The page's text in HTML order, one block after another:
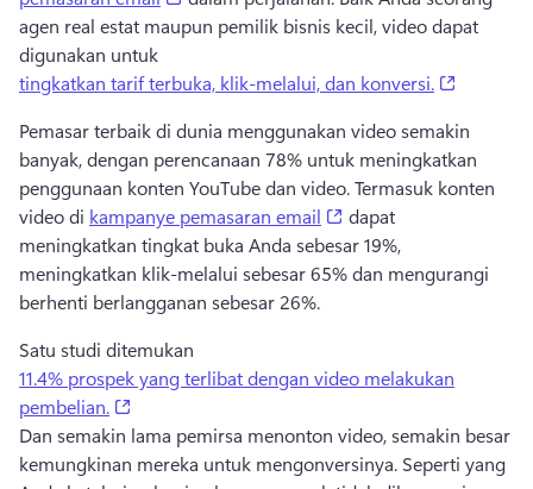
agen real estat maupun pemilik bisnis kecil, video dapat
digunakan untuk
tingkatkan tarif terbuka, klik-melalui, dan konversi.
Pemasar terbaik di dunia menggunakan video semakin
banyak, dengan perencanaan 78% untuk meningkatkan
penggunaan konten YouTube dan video. Termasuk konten
video di kampanye pemasaran email (opens in a new tab)
dapat
meningkatkan tingkat buka Anda sebesar 19%,
meningkatkan klik-melalui sebesar 65% dan mengurangi
berhenti berlangganan sebesar 26%.
Satu studi ditemukan
11.4% prospek yang terlibat dengan video melakukan
pembelian.
Dan semakin lama pemirsa menonton video, semakin besar
kemungkinan mereka untuk mengonversinya. Seperti yang